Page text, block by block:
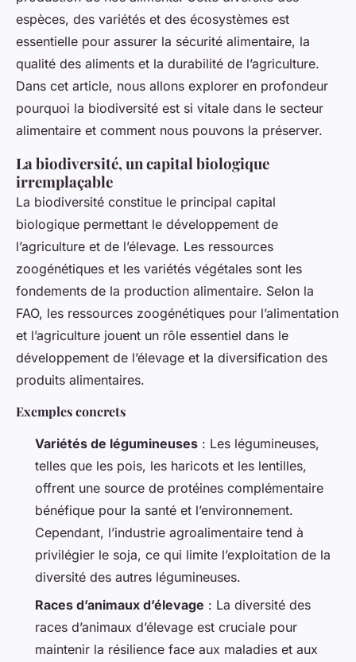
espèces, des variétés et des écosystèmes est
essentielle pour assurer la sécurité alimentaire, la
qualité des aliments et la durabilité de l’agriculture.
Dans cet article, nous allons explorer en profondeur
pourquoi la biodiversité est si vitale dans le secteur
alimentaire et comment nous pouvons la préserver.
La biodiversité, un capital biologique
irremplaçable
La biodiversité constitue le principal capital
biologique permettant le développement de
l’agriculture et de l’élevage. Les ressources
zoogénétiques et les variétés végétales sont les
fondements de la production alimentaire. Selon la
FAO, les ressources zoogénétiques pour l’alimentation
et l’agriculture jouent un rôle essentiel dans le
développement de l’élevage et la diversification des
produits alimentaires.
Exemples concrets
Variétés de légumineuses : Les légumineuses,
telles que les pois, les haricots et les lentilles,
offrent une source de protéines complémentaire
bénéfique pour la santé et l’environnement.
Cependant, l’industrie agroalimentaire tend à
privilégier le soja, ce qui limite l’exploitation de la
diversité des autres légumineuses.
Races d’animaux d’élevage : La diversité des
races d’animaux d’élevage est cruciale pour
maintenir la résilience face aux maladies et aux